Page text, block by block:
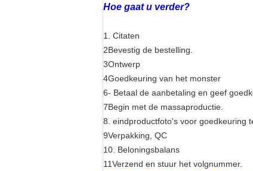
Hoe gaat u verder?
1. Citaten
2Bevestig de bestelling.
3Ontwerp
4Goedkeuring van het monster
6- Betaal de aanbetaling en geef
7Begin met de massaproductie.
8. eindproductfoto's voor goedkeuring
9Verpakking, QC
10. Beloningsbalans
11Verzend en stuur het volgnummer.